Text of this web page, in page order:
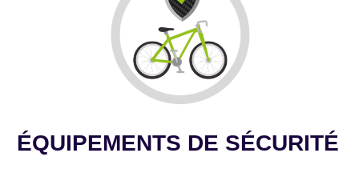
ÉQUIPEMENTS DE SÉCURITÉ